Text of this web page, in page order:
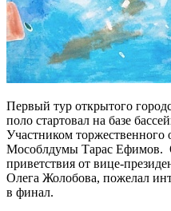
Первый тур открытого
поло стартовал на базе
Участником торжественного
Мособлдумы Тарас Ефимов.
приветствия от вице-
Олега Жолобова, пожелал
в финал.